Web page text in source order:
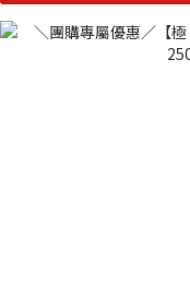
職人匠心
海自慢職人赴日進修手
使產品得以開綻成形